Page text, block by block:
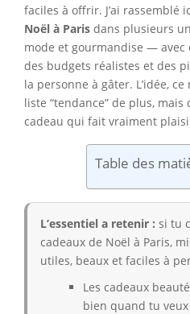
faciles à offrir. J’ai rassemblé
Noël à Paris dans plusieurs
mode et gourmandise — avec
des budgets réalistes et des
la personne à gâter. L’idée,
liste “tendance” de plus, mais
cadeau qui fait vraiment
Table des
L’essentiel a retenir : si tu
cadeaux de Noël à Paris,
utiles, beaux et faciles à
Les cadeaux
bien quand tu